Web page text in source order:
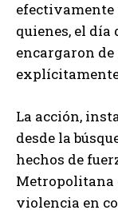
efectivamente
quienes, el día
encargaron
La acción,
desde la
hechos de
Metropolitana
violencia en